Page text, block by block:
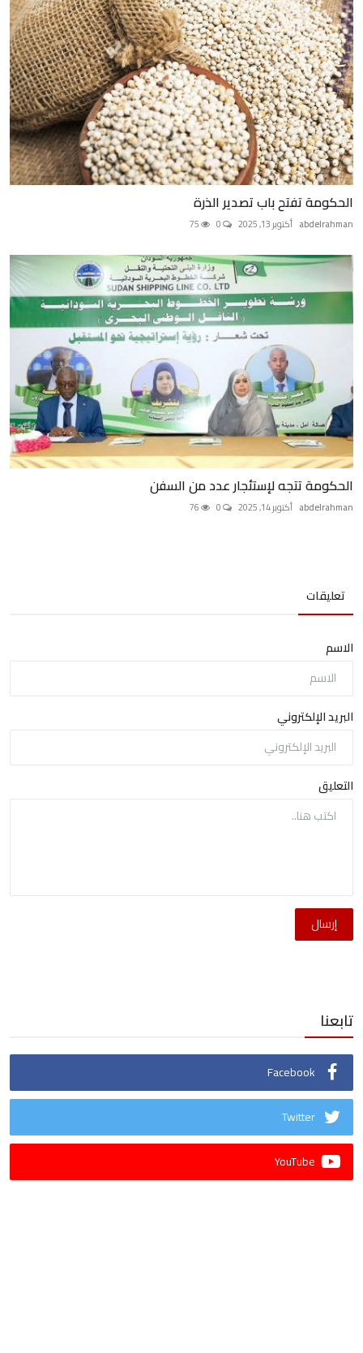
الحكومة تفتح باب تصدير الذرة
abdelrahman أكتوبر 13, 2025
الحكومة تتجه لإستئجار عدد من السفن
abdelrahman أكتوبر 14, 2025
تعليقات
الاسم
البريد الإلكتروني
التعليق
إرسال
تابعنا
Facebook
Twitter
YouTube